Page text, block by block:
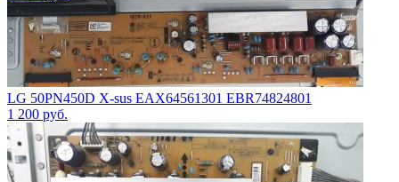
LG 50PN450D X-sus EAX64561301 EBR74824801
1 200 руб.